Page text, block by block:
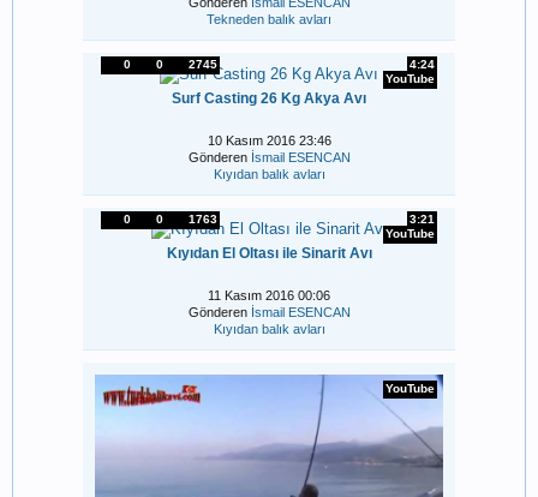
Tekneden balık avları
YouTube
0 0 2745 4:24
Surf Casting 26 Kg Akya Avı
10 Kasım 2016 23:46
Gönderen İsmail ESENCAN
Kıyıdan balık avları
YouTube
0 0 1763 3:21
Kıyıdan El Oltası ile Sinarit Avı
11 Kasım 2016 00:06
Gönderen İsmail ESENCAN
Kıyıdan balık avları
YouTube